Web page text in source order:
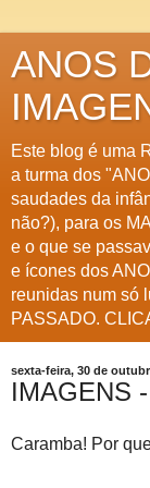
ANOS
Este blog é uma
a turma dos
saudades da
não?), para os
e o que se
e ícones dos
reunidas num só
PASSADO.
sexta-feira, 30 de
IMAGENS
Caramba! Por